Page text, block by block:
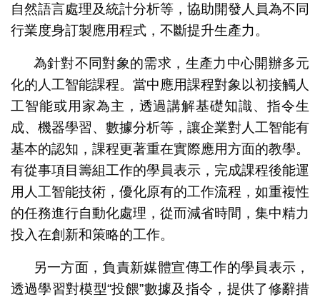
自然語言處理及統計分析等，協助開發人員為不同
行業度身訂製應用程式，不斷提升生產力。
為針對不同對象的需求，生產力中心開辦多元
化的人工智能課程。當中應用課程對象以初接觸人
工智能或用家為主，透過講解基礎知識、指令生
成、機器學習、數據分析等，讓企業對人工智能有
基本的認知，課程更著重在實際應用方面的教學。
有從事項目籌組工作的學員表示，完成課程後能運
用人工智能技術，優化原有的工作流程，如重複性
的任務進行自動化處理，從而減省時間，集中精力
投入在創新和策略的工作。
另一方面，負責新媒體宣傳工作的學員表示，
透過學習對模型“投餵”數據及指令，提供了修辭措